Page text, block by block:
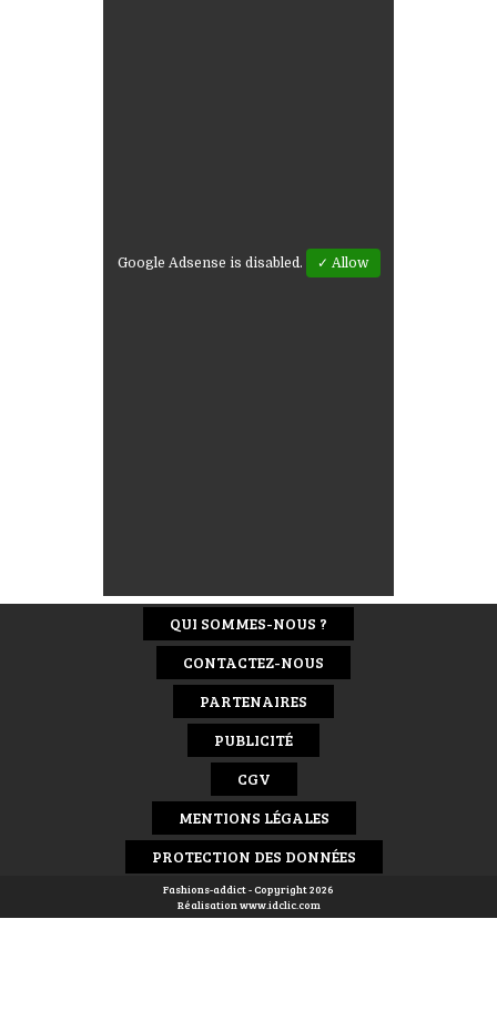
Google Adsense is disabled. ✓ Allow
QUI SOMMES-NOUS ?
CONTACTEZ-NOUS
PARTENAIRES
PUBLICITÉ
CGV
MENTIONS LÉGALES
PROTECTION DES DONNÉES
Fashions-addict - Copyright 2026
Réalisation www.idclic.com